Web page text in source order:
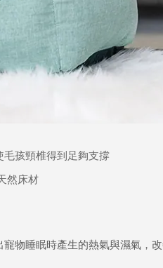
毛孩頸椎得到足夠支撐
然床材
物睡眠時產生的熱氣與濕氣，